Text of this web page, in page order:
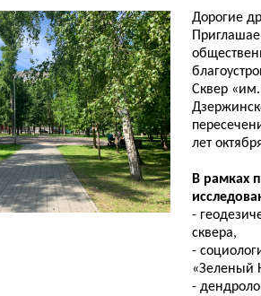
Дорогие
Сквер
лет
В рамках
-
сквера,
-
«Зеленый
-